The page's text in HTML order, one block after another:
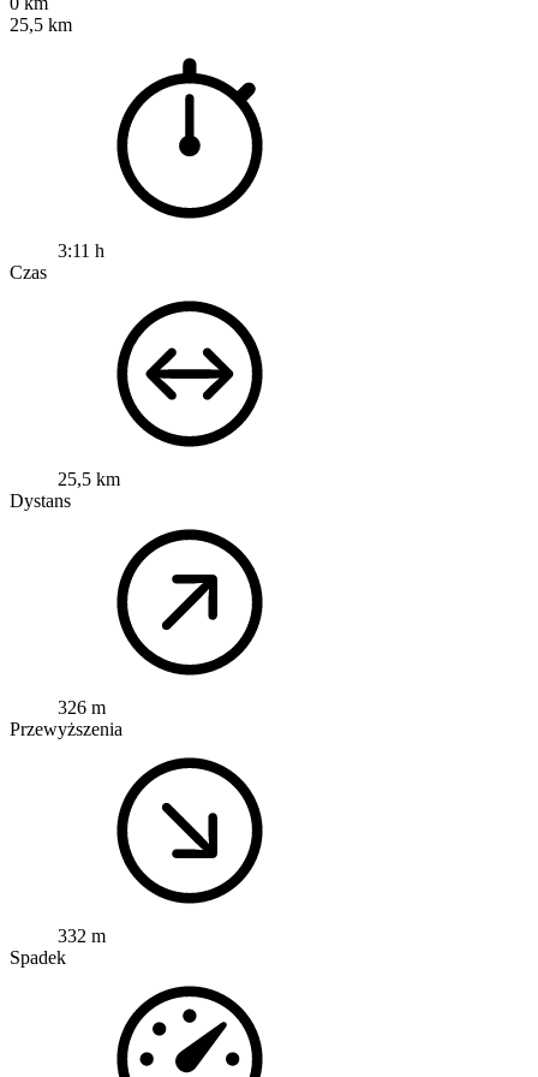
25,5 km
3:11 h
Czas
25,5 km
Dystans
326 m
Przewyższenia
332 m
Spadek